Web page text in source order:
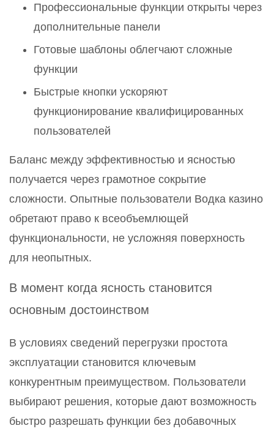
Профессиональные функции открыты через
дополнительные панели
Готовые шаблоны облегчают сложные
функции
Быстрые кнопки ускоряют
функционирование квалифицированных
пользователей
Баланс между эффективностью и ясностью
получается через грамотное сокрытие
сложности. Опытные пользователи Водка казино
обретают право к всеобъемлющей
функциональности, не усложняя поверхность
для неопытных.
В момент когда ясность становится
основным достоинством
В условиях сведений перегрузки простота
эксплуатации становится ключевым
конкурентным преимуществом. Пользователи
выбирают решения, которые дают возможность
быстро разрешать функции без добавочных